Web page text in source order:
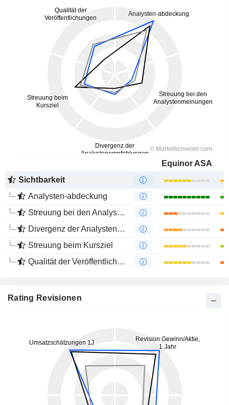
Equinor ASA
Sichtbarkeit
Analysten-abdeckung
Streuung bei den Analystenmeinungen
Divergenz der Analystenempfehlungen
Streuung beim Kursziel
Qualität der Veröffentlichungen
Rating Revisionen